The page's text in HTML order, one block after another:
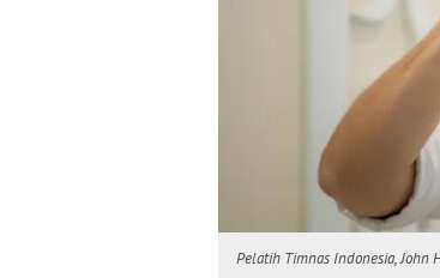
Pelatih Timnas Indonesia, John